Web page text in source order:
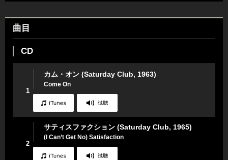
曲目
CD
1
カム・オン (Saturday Club, 1963)
Come On
2
サティスファクション (Saturday Club, 1965)
(I Can’t Get No) Satisfaction